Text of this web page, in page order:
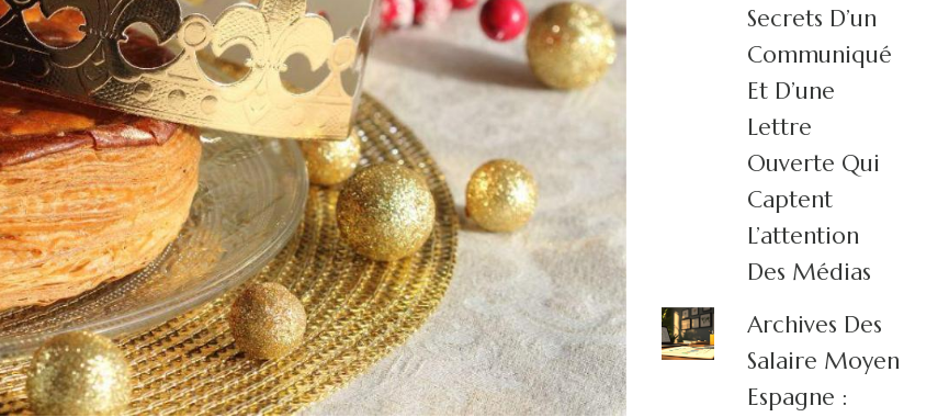
Secrets D’un
Communiqué
Et D’une
Lettre
Ouverte Qui
Captent
L’attention
Des Médias
Archives Des
Salaire Moyen
Espagne :